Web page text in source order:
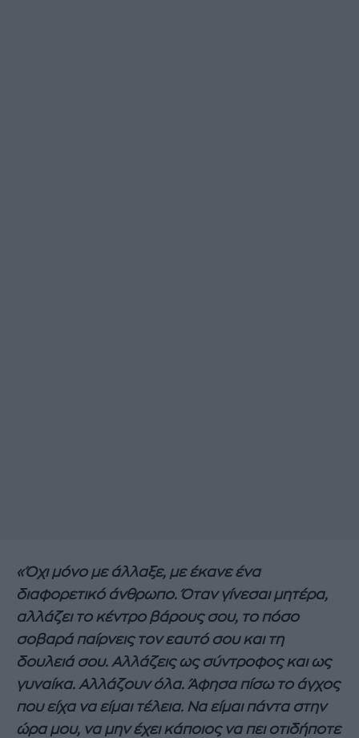
«Όχι μόνο με άλλαξε, με έκανε ένα
διαφορετικό άνθρωπο. Όταν γίνεσαι μητέρα,
αλλάζει το κέντρο βάρους σου, το πόσο
σοβαρά παίρνεις τον εαυτό σου και τη
δουλειά σου. Αλλάζεις ως σύντροφος και ως
γυναίκα. Αλλάζουν όλα. Άφησα πίσω το άγχος
που είχα να είμαι τέλεια. Να είμαι πάντα στην
ώρα μου, να μην έχει κάποιος να πει οτιδήποτε